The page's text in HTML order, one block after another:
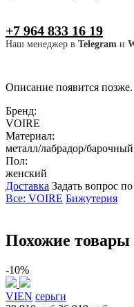
+7 964 833 16 19
Наш менеджер в Telegram и
Описание появится позже.
Бренд:
VOIRE
Материал:
металл/лабрадор/
Пол:
женский
Доставка Задать вопрос
Все: VOIRE Бижутерия
Похожие товары
-10%
VIEN серьги